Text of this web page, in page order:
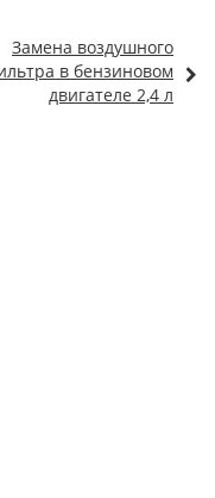
Замена воздушного
в бензиновом
двигателе 2,4 л